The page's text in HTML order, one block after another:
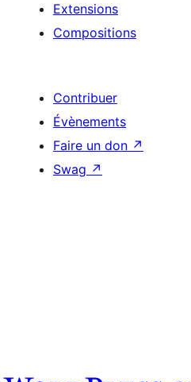
Extensions
Compositions
Contribuer
Évènements
Faire un don ↗
Swag ↗